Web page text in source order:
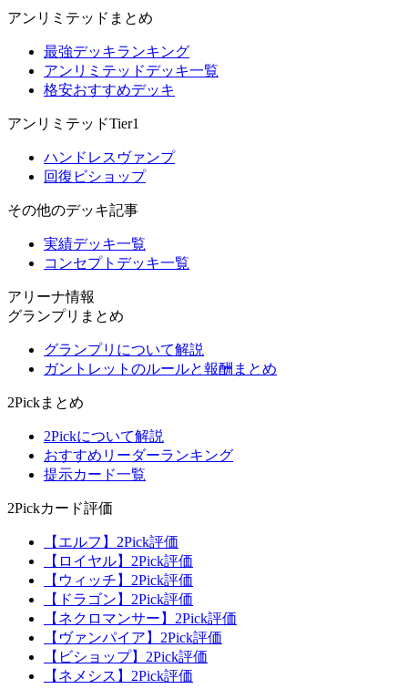
アンリミテッドまとめ
最強デッキランキング
アンリミテッドデッキ一覧
格安おすすめデッキ
アンリミテッドTier1
ハンドレスヴァンプ
回復ビショップ
その他のデッキ記事
実績デッキ一覧
コンセプトデッキ一覧
アリーナ情報
グランプリまとめ
グランプリについて解説
ガントレットのルールと報酬まとめ
2Pickまとめ
2Pickについて解説
おすすめリーダーランキング
提示カード一覧
2Pickカード評価
【エルフ】2Pick評価
【ロイヤル】2Pick評価
【ウィッチ】2Pick評価
【ドラゴン】2Pick評価
【ネクロマンサー】2Pick評価
【ヴァンパイア】2Pick評価
【ビショップ】2Pick評価
【ネメシス】2Pick評価